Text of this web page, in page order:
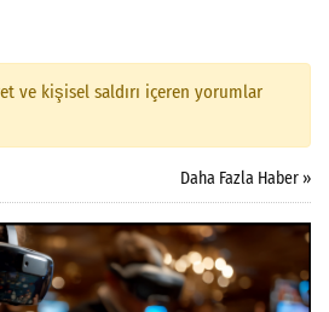
ve kişisel saldırı içeren yorumlar
Daha Fazla Haber »